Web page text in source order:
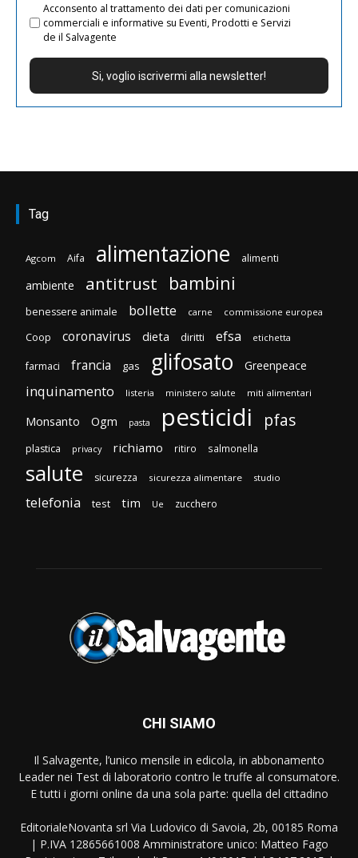
Acconsento al trattamento dei dati per comunicazioni
commerciali e informative su Eventi, Prodotti e Servizi
de il Salvagente
Tag
Agcom Aifa alimentazione alimenti
ambiente antitrust bambini
benessere animale bollette carne commissione europea
Coop coronavirus dieta diritti efsa etichetta
farmaci francia gas glifosato Greenpeace
inquinamento listeria ministero salute miti alimentari
Monsanto Ogm pasta pesticidi pfas
plastica privacy richiamo ritiro salmonella
salute sicurezza sicurezza alimentare studio
telefonia test tim Ue zucchero
CHI SIAMO
Il Salvagente, l’unico mensile in edicola, in abbonamento
Leader nei Test di laboratorio contro le truffe al consumatore.
E tutti i giorni online da una sola parte: quella del cittadino
EditorialeNovanta srl Via Ludovico di Savoia, 2b, 00185 Roma
| P.IVA 12865661008 Amministratore unico: Matteo Fago